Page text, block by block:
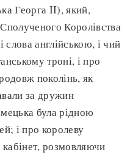
Георга II), який,
Королівства
англійською, і чий
троні, і про
поколінь, як
за дружин
була рідною
і про королеву
кабінет, розмовляючи